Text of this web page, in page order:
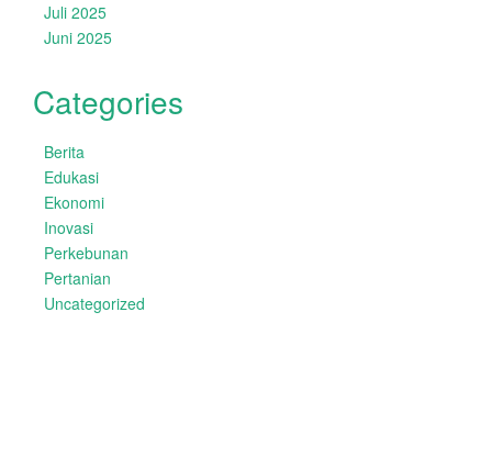
Juli 2025
Juni 2025
Categories
Berita
Edukasi
Ekonomi
Inovasi
Perkebunan
Pertanian
Uncategorized